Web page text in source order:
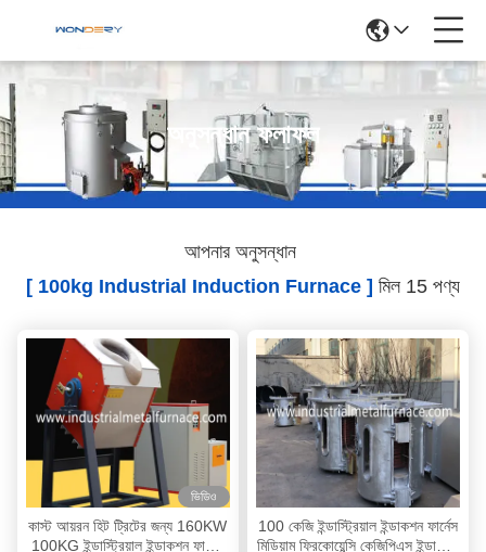
অনুসন্ধান ফলাফল
আপনার অনুসন্ধান
[ 100kg Industrial Induction Furnace ] মিল 15 পণ্য
ভিডিও
কাস্ট আয়রন হিট ট্রিটের জন্য 160KW
100KG ইন্ডাস্ট্রিয়াল ইন্ডাকশন ফার্নেস
100 কেজি ইন্ডাস্ট্রিয়াল ইন্ডাকশন ফার্নেস
মিডিয়াম ফ্রিকোয়েন্সি কেজিপিএস ইন্ডাকশন